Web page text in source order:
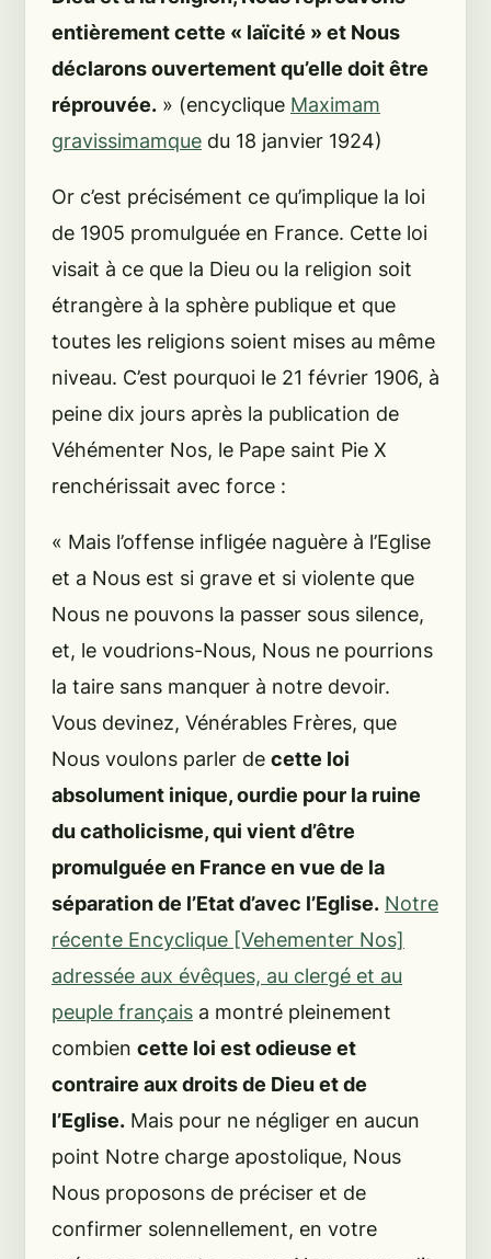
entièrement cette « laïcité » et Nous
déclarons ouvertement qu’elle doit être
réprouvée. » (encyclique Maximam
gravissimamque du 18 janvier 1924)
Or c’est précisément ce qu’implique la loi
de 1905 promulguée en France. Cette loi
visait à ce que la Dieu ou la religion soit
étrangère à la sphère publique et que
toutes les religions soient mises au même
niveau. C’est pourquoi le 21 février 1906, à
peine dix jours après la publication de
Véhémenter Nos, le Pape saint Pie X
renchérissait avec force :
« Mais l’offense infligée naguère à l’Eglise
et a Nous est si grave et si violente que
Nous ne pouvons la passer sous silence,
et, le voudrions-Nous, Nous ne pourrions
la taire sans manquer à notre devoir.
Vous devinez, Vénérables Frères, que
Nous voulons parler de cette loi
absolument inique, ourdie pour la ruine
du catholicisme, qui vient d’être
promulguée en France en vue de la
séparation de l’Etat d’avec l’Eglise. Notre
récente Encyclique [Vehementer Nos]
adressée aux évêques, au clergé et au
peuple français a montré pleinement
combien cette loi est odieuse et
contraire aux droits de Dieu et de
l’Eglise. Mais pour ne négliger en aucun
point Notre charge apostolique, Nous
Nous proposons de préciser et de
confirmer solennellement, en votre